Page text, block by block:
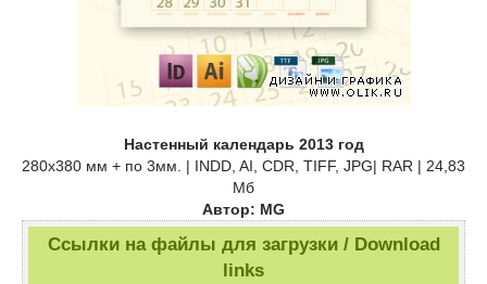
Настенный календарь 2013 год
280х380 мм + по 3мм. | INDD, AI, CDR, TIFF, JPG| RAR | 24,83
Мб
Автор: MG
Ссылки на файлы для загрузки / Download
links